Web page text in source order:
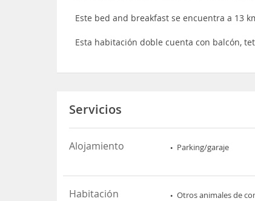
Este bed and breakfast se encuentra a 13
Esta habitación doble cuenta con balcón,
Servicios
Alojamiento Parking/garaje
Habitación Otros animales de